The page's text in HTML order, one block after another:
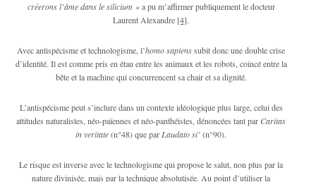
créerons l’âme dans le silicium »a pu m’affirmer publiquement le docteur
Laurent Alexandre [4].
Avec antispécisme et technologisme, l’homo sapienssubit donc une double crise
d’identité. Il est comme pris en étau entre les animaux et les robots, coincé entre la
bête et la machine qui concurrencent sa chair et sa dignité.
L’antispécisme peut s’inclure dans un contexte idéologique plus large, celui des
attitudes naturalistes, néo-païennes et néo-panthéistes, dénoncées tant par Caritas
in veritate(n°48) que parLaudato si’(n°90).
Le risque est inverse avec le technologisme qui propose le salut, non plus par la
nature divinisée, mais par la technique absolutisée. Au point d’utiliser la